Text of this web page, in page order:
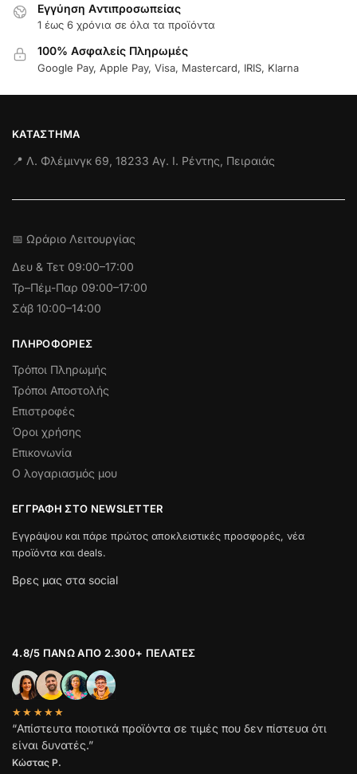
Εγγύηση Aντιπροσωπείας
1 έως 6 χρόνια σε όλα τα προϊόντα
100% Ασφαλείς Πληρωμές
Google Pay, Apple Pay, Visa, Mastercard, IRIS, Klarna
ΚΑΤΆΣΤΗΜΑ
📍 Λ. Φλέμινγκ 69, 18233 Αγ. Ι. Ρέντης, Πειραιάς
📅 Ωράριο Λειτουργίας
Δευ & Τετ 09:00–17:00
Τρ–Πέμ-Παρ 09:00–17:00
Σάβ 10:00–14:00
ΠΛΗΡΟΦΟΡΊΕΣ
Τρόποι Πληρωμής
Τρόποι Αποστολής
Επιστροφές
Όροι χρήσης
Επικονωνία
Ο λογαριασμός μου
ΕΓΓΡΑΦΉ ΣΤΟ NEWSLETTER
Εγγράψου και πάρε πρώτος αποκλειστικές προσφορές, νέα
προϊόντα και deals.
Βρες μας στα social
4.8/5 ΠΆΝΩ ΑΠΌ 2.300+ ΠΕΛΆΤΕΣ
★★★★★
“Απίστευτα ποιοτικά προϊόντα σε τιμές που δεν πίστευα ότι
είναι δυνατές.”
Κώστας Ρ.